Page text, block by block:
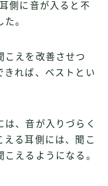
側に音が入ると不
。
こえを改善させつ
きれば、ベストとい
、音が入りづらく
る耳側には、聞こ
えるようになる。